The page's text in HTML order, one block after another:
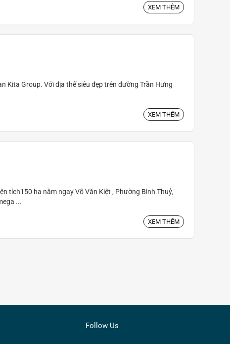
XEM THÊM
Kita Group. Với địa thế siêu đẹp trên đường Trần Hưng
XEM THÊM
tích150 ha nằm ngay Võ Văn Kiệt , Phường Bình Thuỷ,
...
XEM THÊM
Follow Us